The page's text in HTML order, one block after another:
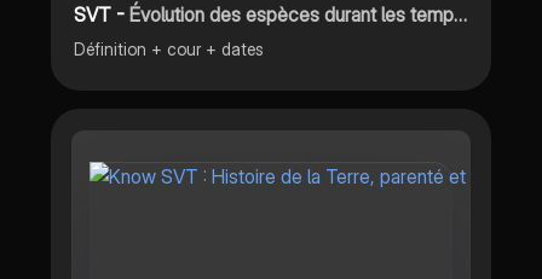
SVT -Évolution des espèces durant les temps géologiques
Définition + cour + dates